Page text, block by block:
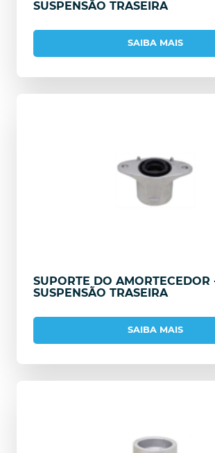
SUSPENSÃO TRASEIRA
SAIBA MAIS
SUPORTE DO AMORTECEDOR
SUSPENSÃO TRASEIRA
SAIBA MAIS